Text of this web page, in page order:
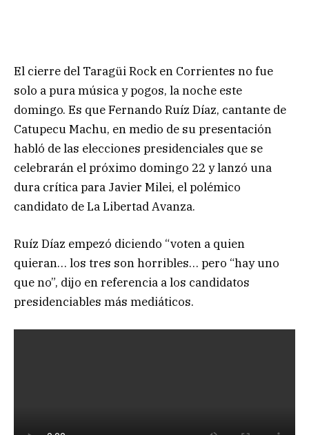
El cierre del Taragüi Rock en Corrientes no fue
solo a pura música y pogos, la noche este
domingo. Es que Fernando Ruíz Díaz, cantante de
Catupecu Machu, en medio de su presentación
habló de las elecciones presidenciales que se
celebrarán el próximo domingo 22 y lanzó una
dura crítica para Javier Milei, el polémico
candidato de La Libertad Avanza.
Ruíz Díaz empezó diciendo “voten a quien
quieran… los tres son horribles… pero “hay uno
que no”, dijo en referencia a los candidatos
presidenciables más mediáticos.